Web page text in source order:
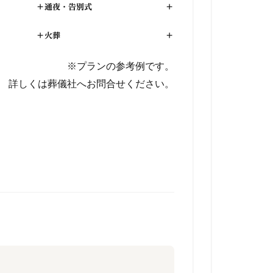
+
+
通夜・告別式 +
火葬 +
※プランの参考例です。
詳しくは葬儀社へお問合せください。